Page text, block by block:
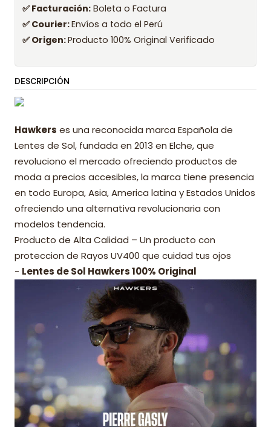
✅ Facturación: Boleta o Factura
✅ Courier:Envíos a todo el Perú
✅ Origen:Producto 100% Original Verificado
DESCRIPCIÓN
Hawkers es una reconocida marca Española de
Lentes de Sol, fundada en 2013 en Elche, que
revoluciono el mercado ofreciendo productos de
moda a precios accesibles, la marca tiene presencia
en todo Europa, Asia, America latina y Estados Unidos
ofreciendo una alternativa revolucionaria con
modelos tendencia.
Producto de Alta Calidad – Un producto con
proteccion de Rayos UV400 que cuidad tus ojos
- Lentes de Sol Hawkers 100% Original